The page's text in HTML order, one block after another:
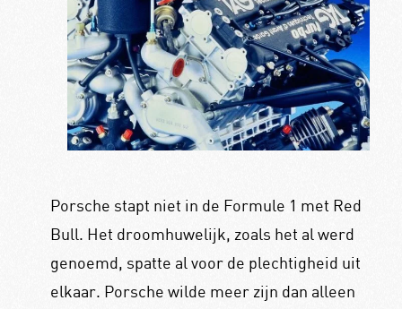
Porsche stapt niet in de Formule 1 met Red
Bull. Het droomhuwelijk, zoals het al werd
genoemd, spatte al voor de plechtigheid uit
elkaar. Porsche wilde meer zijn dan alleen